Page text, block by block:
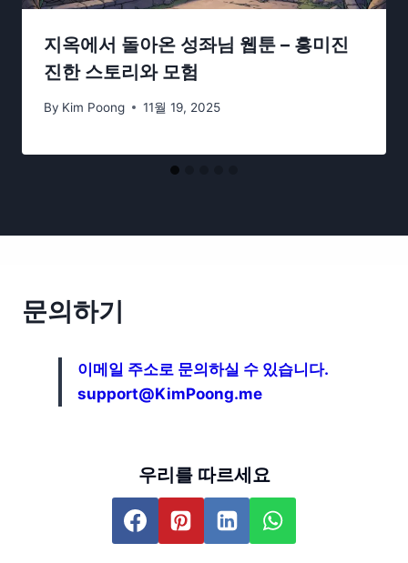
지옥에서 돌아온 성좌님 웹툰 – 흥미진
진한 스토리와 모험
By Kim Poong 11월 19, 2025
문의하기
이메일 주소로 문의하실 수 있습니다.
support@KimPoong.me
우리를 따르세요